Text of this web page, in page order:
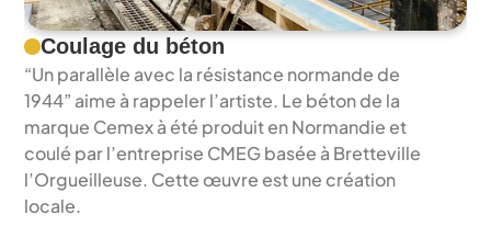
Coulage du béton
“Un parallèle avec la résistance normande de
1944” aime à rappeler l’artiste. Le béton de la
marque Cemex à été produit en Normandie et
coulé par l’entreprise CMEG basée à Bretteville
l’Orgueilleuse. Cette œuvre est une création
locale.